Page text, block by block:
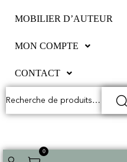
MOBILIER D’AUTEUR
MON COMPTE
CONTACT
0